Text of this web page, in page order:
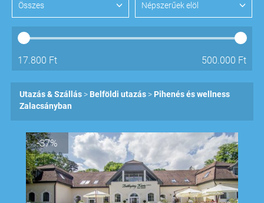
Összes Népszerűek elöl
17.800 Ft 500.000 Ft
Utazás & Szállás Belföldi utazás
Pihenés és wellness
Zalacsányban
-37%